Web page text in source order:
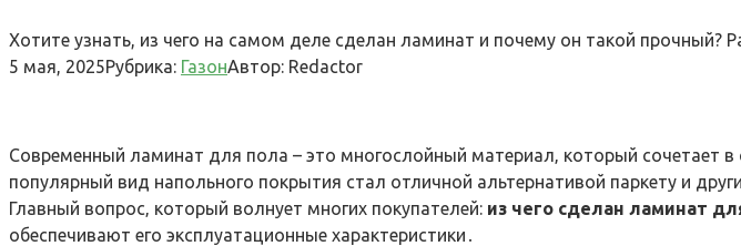
Хотите узнать, из чего на самом деле сделан ламинат и почему он такой
5 мая, 2025Рубрика: ГазонАвтор: Redactor
Современный ламинат для пола – это многослойный материал‚ который сочетает
популярный вид напольного покрытия стал отличной альтернативой паркету и
Главный вопрос‚ который волнует многих покупателей: из чего сделан ламинат
обеспечивают его эксплуатационные характеристики․